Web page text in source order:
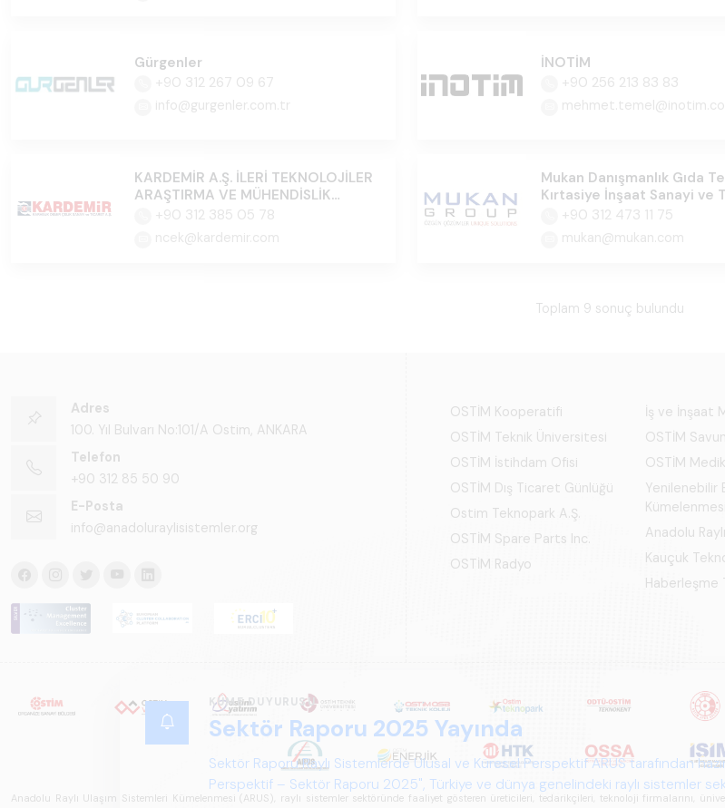
Gürgenler
+90 312 267 09 67
info@gurgenler.com.tr
İNOTİM
+90 256 213 83 83
KARDEMİR A.Ş. İLERİ TEKNOLOJİLER
ARAŞTIRMA VE MÜHENDİSLİK
MERKEZİ
+90 312 385 05 78
ncek@kardemir.com
Mukan Danışmanlık Gıda
Kırtasiye İnşaat Sanayi ve
Ltd.Şti
+90 312 473 11 75
mukan@mukan.com
Toplam 9 sonuç bulundu
KÜME DUYURUSU
Sektör Raporu 2025 Yayında
Sektör Raporu Raylı Sistemlerde Ulusal ve Küresel Perspektif ARUS tarafından
Perspektif – Sektör Raporu 2025", Türkiye ve dünya genelindeki raylı sistemler
Adres
100. Yıl Bulvarı No:101/A Ostim, ANKARA
Telefon
+90 312 85 50 90
E-Posta
info@anadoluraylisistemler.org
OSTİM Kooperatifi
OSTİM Teknik Üniversitesi
OSTİM İstihdam Ofisi
OSTİM Dış Ticaret Günlüğü
Ostim Teknopark A.Ş.
OSTİM Spare Parts Inc.
OSTİM Radyo
İş ve İnşaat
OSTİM
OSTİM
Yenilenebilir
Kümelenmesi
Anadolu
Kauçuk
Haberleşme
Anadolu Raylı Ulaşım Sistemleri Kümelenmesi (ARUS), raylı sistemler sektöründe faaliyet gösteren üreticileri, tedarikçileri, teknoloji firmalarını,